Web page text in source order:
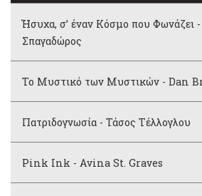
Ήσυχα, σ’ έναν Κόσμο που Φωνάζει -
Σπαγαδώρος
Το Μυστικό των Μυστικών - Dan
Πατριδογνωσία - Τάσος Τέλλογλου
Pink Ink - Avina St. Graves